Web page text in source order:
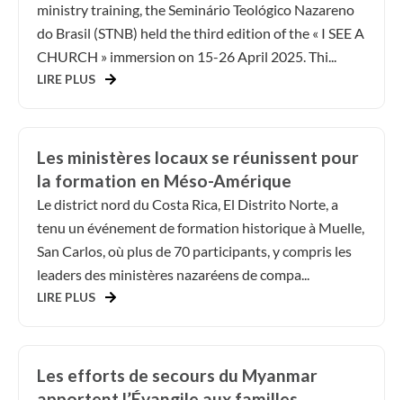
ministry training, the Seminário Teológico Nazareno
do Brasil (STNB) held the third edition of the « I SEE A
CHURCH » immersion on 15-26 April 2025. Thi...
LIRE PLUS
Les ministères locaux se réunissent pour
la formation en Méso-Amérique
Le district nord du Costa Rica, El Distrito Norte, a
tenu un événement de formation historique à Muelle,
San Carlos, où plus de 70 participants, y compris les
leaders des ministères nazaréens de compa...
LIRE PLUS
Les efforts de secours du Myanmar